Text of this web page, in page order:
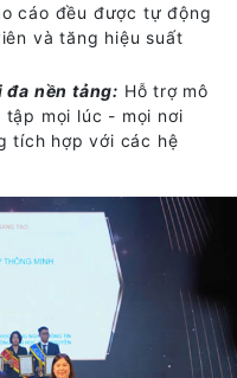
cáo đều được tự động
và tăng hiệu suất
nền tảng: Hỗ trợ mô
tập mọi lúc - mọi nơi
tích hợp với các hệ